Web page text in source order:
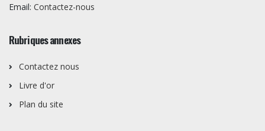
Email: Contactez-nous
Rubriques annexes
Contactez nous
Livre d'or
Plan du site